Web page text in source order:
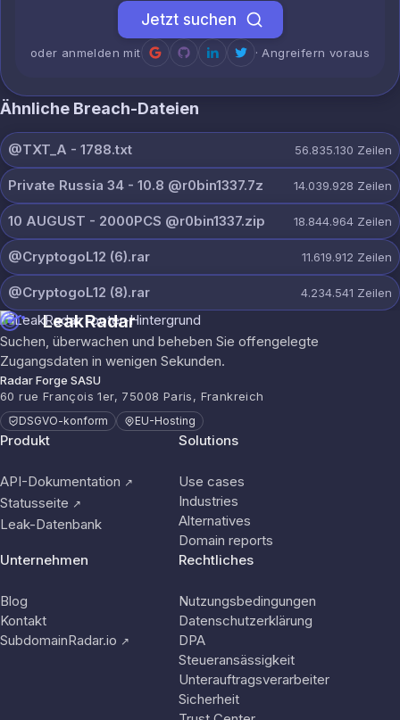
Jetzt suchen
oder anmelden mit · Angreifern voraus
Ähnliche Breach-Dateien
@TXT_A - 1788.txt 56.835.130 Zeilen
Private Russia 34 - 10.8 @r0bin1337.7z 14.039.928 Zeilen
10 AUGUST - 2000PCS @r0bin1337.zip 18.844.964 Zeilen
@CryptogoL12 (6).rar 11.619.912 Zeilen
@CryptogoL12 (8).rar 4.234.541 Zeilen
LeakRadar
Suchen, überwachen und beheben Sie offengelegte
Zugangsdaten in wenigen Sekunden.
Radar Forge SASU
60 rue François 1er, 75008 Paris, Frankreich
DSGVO-konform EU-Hosting
Produkt
API-Dokumentation ↗
Statusseite ↗
Leak-Datenbank
Solutions
Use cases
Industries
Alternatives
Domain reports
Unternehmen
Blog
Kontakt
SubdomainRadar.io ↗
Rechtliches
Nutzungsbedingungen
Datenschutzerklärung
DPA
Steueransässigkeit
Unterauftragsverarbeiter
Sicherheit